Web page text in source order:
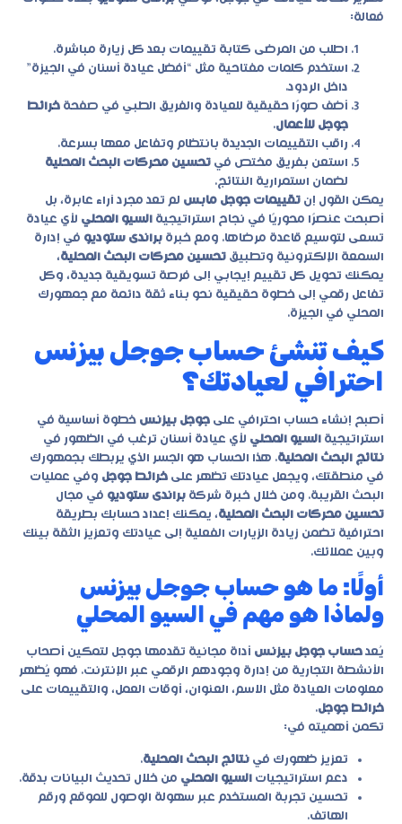
فعالة:
اطلب من المرضى كتابة تقييمات بعد كل زيارة مباشرة.
استخدم كلمات مفتاحية مثل “أفضل عيادة أسنان في الجيزة”
داخل الردود.
أضف صورًا حقيقية للعيادة والفريق الطبي في صفحة خرائط
جوجل للأعمال.
راقب التقييمات الجديدة بانتظام وتفاعل معها بسرعة.
استعن بفريق مختص في تحسين محركات البحث المحلية
لضمان استمرارية النتائج.
يمكن القول إن تقييمات جوجل مابس لم تعد مجرد آراء عابرة، بل
أصبحت عنصرًا محوريًا في نجاح استراتيجية السيو المحلي لأي عيادة
تسعى لتوسيع قاعدة مرضاها. ومع خبرة براندى ستوديو في إدارة
السمعة الإلكترونية وتطبيق تحسين محركات البحث المحلية،
يمكنك تحويل كل تقييم إيجابي إلى فرصة تسويقية جديدة، وكل
تفاعل رقمي إلى خطوة حقيقية نحو بناء ثقة دائمة مع جمهورك
المحلي في الجيزة.
كيف تنشئ حساب جوجل بيزنس
احترافي لعيادتك؟
أصبح إنشاء حساب احترافي على جوجل بيزنس خطوة أساسية في
استراتيجية السيو المحلي لأي عيادة أسنان ترغب في الظهور في
نتائج البحث المحلية. هذا الحساب هو الجسر الذي يربطك بجمهورك
في منطقتك، ويجعل عيادتك تظهر على خرائط جوجل وفي عمليات
البحث القريبة. ومن خلال خبرة شركة براندى ستوديو في مجال
تحسين محركات البحث المحلية، يمكنك إعداد حسابك بطريقة
احترافية تضمن زيادة الزيارات الفعلية إلى عيادتك وتعزيز الثقة بينك
وبين عملائك.
أولًا: ما هو حساب جوجل بيزنس
ولماذا هو مهم في السيو المحلي
يُعد حساب جوجل بيزنس أداة مجانية تقدمها جوجل لتمكين أصحاب
الأنشطة التجارية من إدارة وجودهم الرقمي عبر الإنترنت. فهو يُظهر
معلومات العيادة مثل الاسم، العنوان، أوقات العمل، والتقييمات على
خرائط جوجل.
تكمن أهميته في:
تعزيز ظهورك في نتائج البحث المحلية.
دعم استراتيجيات السيو المحلي من خلال تحديث البيانات بدقة.
تحسين تجربة المستخدم عبر سهولة الوصول للموقع ورقم
الهاتف.